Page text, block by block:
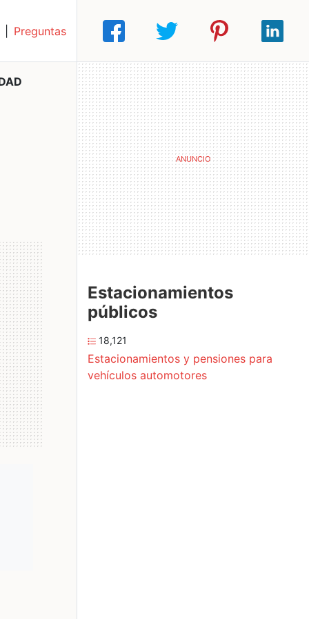
Preguntas
Estacionamientos
públicos
18,121
Estacionamientos y pensiones para
vehículos automotores